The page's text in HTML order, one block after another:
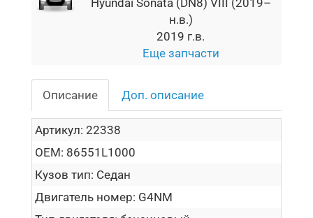
н.в.)
2019 г.в.
Еще запчасти
Описание Доп. описание
Артикул: 22338
OEM: 86551L1000
Кузов тип: Седан
Двигатель номер: G4NM